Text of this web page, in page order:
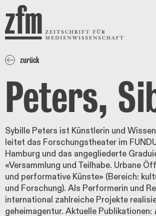
Direkt zum Inhalt
ZEITSCHRIFT FÜR
MEDIENWISSENSCHAFT
zurück
Peters,
Sybille Peters ist Künstlerin und
leitet das Forschungstheater im
Hamburg und das angegliederte
«Versammlung und Teilhabe. Urbane
und performative Künste» (Bereich:
und Forschung). Als Performerin und
international zahlreiche Projekte
geheimagentur. Aktuelle Publikationen: